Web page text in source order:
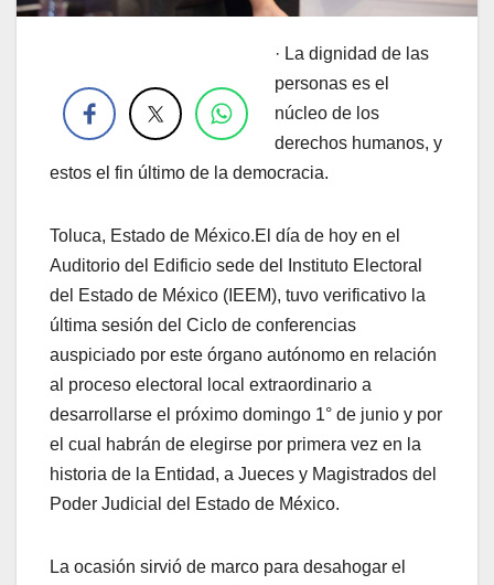
· La dignidad de las
personas es el
núcleo de los
derechos humanos, y
estos el fin último de la democracia.
Toluca, Estado de México.El día de hoy en el
Auditorio del Edificio sede del Instituto Electoral
del Estado de México (IEEM), tuvo verificativo la
última sesión del Ciclo de conferencias
auspiciado por este órgano autónomo en relación
al proceso electoral local extraordinario a
desarrollarse el próximo domingo 1° de junio y por
el cual habrán de elegirse por primera vez en la
historia de la Entidad, a Jueces y Magistrados del
Poder Judicial del Estado de México.
La ocasión sirvió de marco para desahogar el